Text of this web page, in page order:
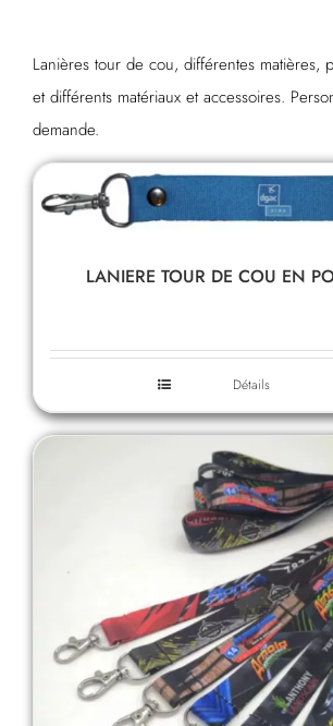
Lanières tour de cou, différentes matières,
et différents matériaux et accessoires.
demande.
LANIERE TOUR DE COU EN
Détails